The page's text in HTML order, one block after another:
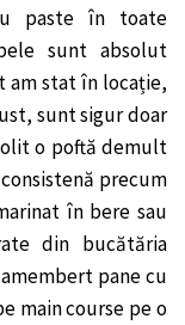
paste în toate
sunt absolut
am stat în locație,
sunt sigur doar
o poftă demult
precum
în bere sau
din bucătăria
pane cu
main course pe o